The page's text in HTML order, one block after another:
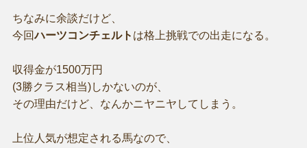
ちなみに余談だけど、
今回ハーツコンチェルト は格上挑戦での出走になる。
収得金が1500万円
(3勝クラス相当)しかないのが、
その理由だけど、なんかニヤニヤしてしまう。
上位人気が想定される馬なので、